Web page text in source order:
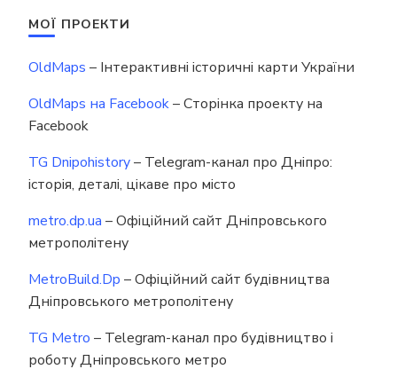
МОЇ ПРОЕКТИ
OldMaps – Інтерактивні історичні карти України
OldMaps на Facebook– Сторінка проекту на
Facebook
TG Dnipohistory– Telegram-канал про Дніпро:
історія, деталі, цікаве про місто
metro.dp.ua – Офіційний сайт Дніпровського
метрополітену
MetroBuild.Dp – Офіційний сайт будівництва
Дніпровського метрополітену
TG Metro – Telegram-канал про будівництво і
роботу Дніпровського метро